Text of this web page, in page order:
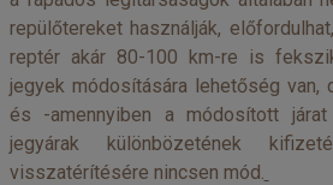
repülőtereket használják,
reptér akár 80-100 km-re is
jegyek módosítására lehetőség van,
és -amennyiben a módosított
jegyárak különbözetének
visszatérítésére nincsen mód.